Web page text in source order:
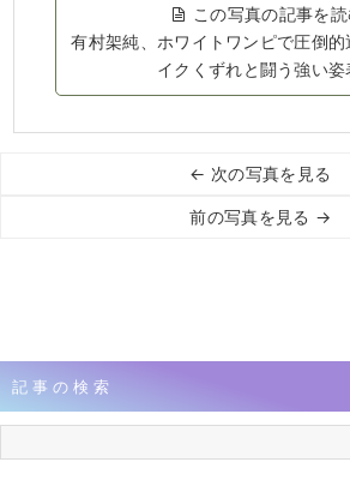
この写真の記事を
有村架純、ホワイトワンピで圧倒
イクくずれと闘う強い姿
← 次の写真を見る
前の写真を見る →
記事の検索